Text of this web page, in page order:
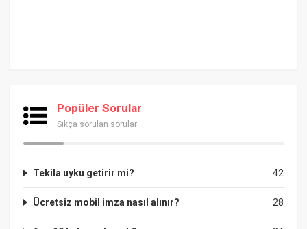
Popüler Sorular
Sıkça sorulan sorular
42
Tekila uyku getirir mi?
28
Ücretsiz mobil imza nasıl alınır?